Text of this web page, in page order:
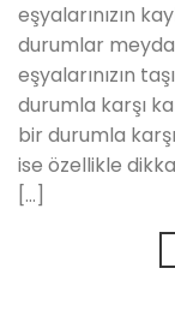
eşyalarınızın
durumlar
eşyalarınızın
durumla karşı
bir durumla
ise özellikle
[…]